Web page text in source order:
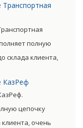
цены товара.
Транспортная
полную
склада клиента,
цены товара.
КазРеф
цепочку
очень